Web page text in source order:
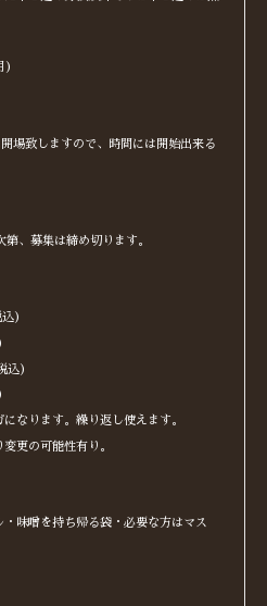
)
場致しますので、時間には開始出来る
、募集は締め切ります。
込)
込)
なります。繰り返し使えます。
更の可能性有り。
味噌を持ち帰る袋・必要な方はマス